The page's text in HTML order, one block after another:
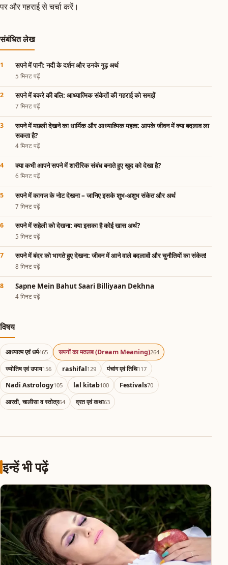
पर और गहराई से चर्चा करें।
संबंधित लेख
सपने में पानी: नदी के दर्शन और उनके गूढ़ अर्थ
5 मिनट पढ़ें
सपने में बकरे की बलि: आध्यात्मिक संकेतों की गहराई को समझें
7 मिनट पढ़ें
सपने में मछली देखने का धार्मिक और आध्यात्मिक महत्व: आपके जीवन में क्या बदलाव ला
सकता है?
4 मिनट पढ़ें
क्या कभी आपने सपने में शारीरिक संबंध बनाते हुए खुद को देखा है?
6 मिनट पढ़ें
सपने में कागज के नोट देखना – जानिए इसके शुभ-अशुभ संकेत और अर्थ
7 मिनट पढ़ें
सपने में सहेली को देखना: क्या इसका है कोई खास अर्थ?
5 मिनट पढ़ें
सपने में बंदर को भागते हुए देखना: जीवन में आने वाले बदलावों और चुनौतियों का संकेत!
8 मिनट पढ़ें
Sapne Mein Bahut Saari Billiyaan Dekhna
4 मिनट पढ़ें
विषय
आध्यात्म एवं धर्म465 सपनों का मतलब (Dream Meaning)264
ज्योतिष एवं उपाय156 rashifal129 पंचांग एवं तिथि117
Nadi Astrology105 lal kitab100 Festivals70
आरती, चालीसा व स्तोत्र64 व्रत एवं कथा63
इन्हें भी पढ़ें